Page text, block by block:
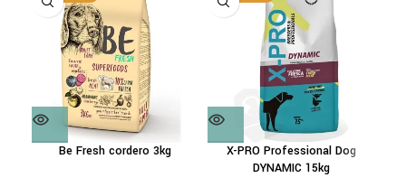
Be Fresh cordero 3kg
X-PRO Professional Dog
DYNAMIC 15kg